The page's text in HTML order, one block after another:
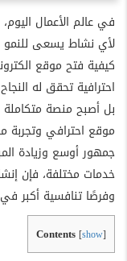
في عالم الأعمال
لأي نشاط يسعى للنمو
كيفية فتح موقع
احترافية تحقق له
بل أصبح منصة متكاملة
موقع احترافي وتجربة
جمهور أوسع وزيادة
خدمات مختلفة، فإن
وفرصًا تنافسية أكبر
Contents [show]